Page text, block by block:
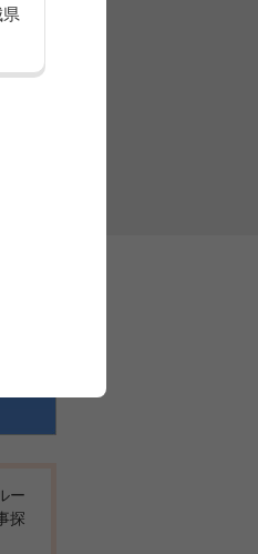
県
ー
探